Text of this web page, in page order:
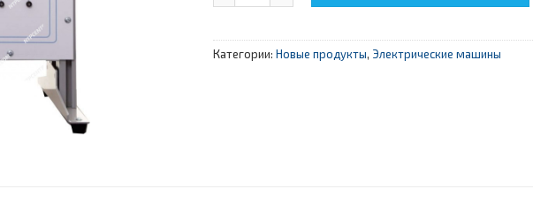
Категории: Новые продукты, Электрические машины